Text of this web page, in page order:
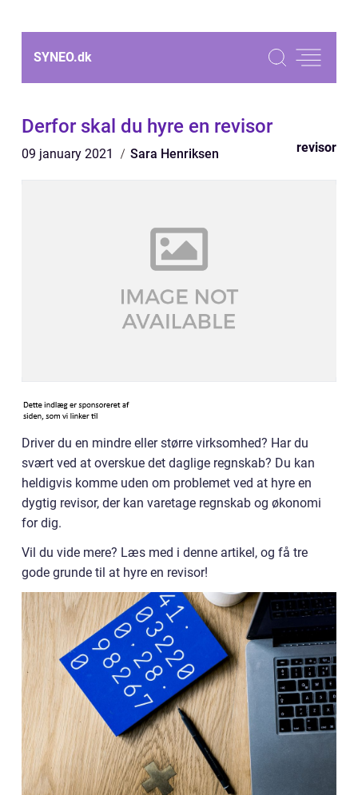
SYNEO.dk
Derfor skal du hyre en revisor
09 january 2021 Sara Henriksen revisor
Driver du en mindre eller større virksomhed? Har du
svært ved at overskue det daglige regnskab? Du kan
heldigvis komme uden om problemet ved at hyre en
dygtig revisor, der kan varetage regnskab og økonomi
for dig.
Vil du vide mere? Læs med i denne artikel, og få tre
gode grunde til at hyre en revisor!